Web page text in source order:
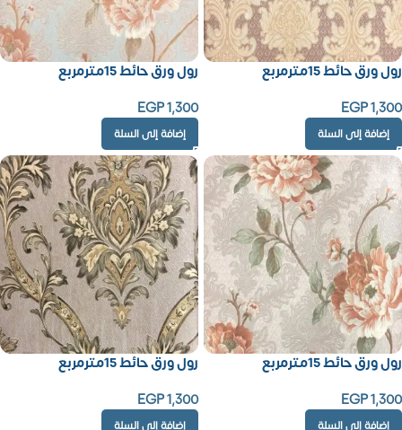
رول ورق حائط 15مترمربع
EGP1,300
إضافة إلى السلة
رول ورق حائط 15مترمربع
EGP1,300
إضافة إلى السلة
رول ورق حائط 15مترمربع
EGP1,300
إضافة إلى السلة
رول ورق حائط 15مترمربع
EGP1,300
إضافة إلى السلة